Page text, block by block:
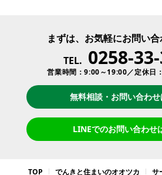
まずは、お気軽にお問い
TEL. 0258-
営業時間：9:00～19:00／定休日
無料相談・お問い合わ
LINEでのお問い合わせ
TOP でんきと住まいのオオツカ サ